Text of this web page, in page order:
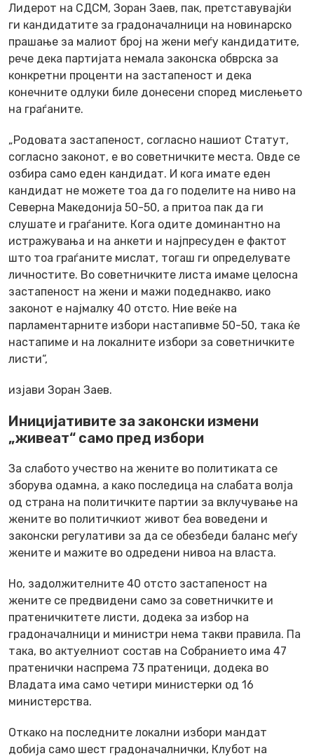
Лидерот на СДСМ, Зоран Заев, пак, претставувајќи
ги кандидатите за градоначалници на новинарско
прашање за малиот број на жени меѓу кандидатите,
рече дека партијата немала законска обврска за
конкретни проценти на застапеност и дека
конечните одлуки биле донесени според мислењето
на граѓаните.
„Родовата застапеност, согласно нашиот Статут,
согласно законот, е во советничките места. Овде се
озбира само еден кандидат. И кога имате еден
кандидат не можете тоа да го поделите на ниво на
Северна Македонија 50-50, а притоа пак да ги
слушате и граѓаните. Кога одите доминантно на
истражувања и на анкети и најпресуден е фактот
што тоа граѓаните мислат, тогаш ги определувате
личностите. Во советничките листа имаме целосна
застапеност на жени и мажи подеднакво, иако
законот е најмалку 40 отсто. Ние веќе на
парламентарните избори настапивме 50-50, така ќе
настапиме и на локалните избори за советничките
листи“,
изјави Зоран Заев.
Иницијативите за законски измени
„живеат“ само пред избори
За слабото учество на жените во политиката се
зборува одамна, а како последица на слабата волја
од страна на политичките партии за вклучување на
жените во политичкиот живот беа воведени и
законски регулативи за да се обезбеди баланс меѓу
жените и мажите во одредени нивоа на власта.
Но, задолжителните 40 отсто застапеност на
жените се предвидени само за советничките и
пратеничкитете листи, додека за избор на
градоначалници и министри нема такви правила. Па
така, во актуелниот состав на Собранието има 47
пратенички наспрема 73 пратеници, додека во
Владата има само четири министерки од 16
министерства.
Откако на последните локални избори мандат
добија само шест градоначалнички, Клубот на